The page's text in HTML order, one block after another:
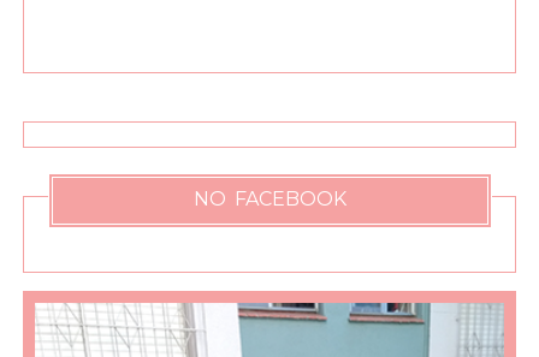
NO FACEBOOK